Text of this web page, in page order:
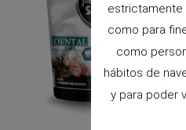
estrictamente
como para
como
hábitos de
y para poder